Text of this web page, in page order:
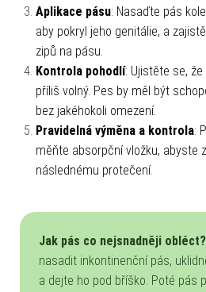
Aplikace pásu: Nasaďte pás
aby pokryl jeho genitálie, a
zipů na pásu.
Kontrola pohodlí: Ujistěte se,
příliš volný. Pes by měl být
bez jakéhokoli omezení.
Pravidelná výměna a kontrola:
měňte absorpční vložku, abyste
následnému protečení.
Jak pás co nejsnadněji obléct?
nasadit inkontinenční pás,
a dejte ho pod bříško. Poté pás